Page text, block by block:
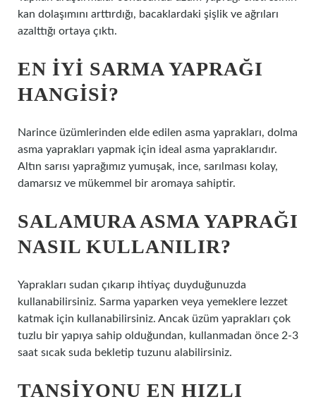
kan dolaşımını arttırdığı, bacaklardaki şişlik ve ağrıları
azalttığı ortaya çıktı.
EN IYI SARMA YAPRAĞI
HANGISI?
Narince üzümlerinden elde edilen asma yaprakları, dolma
asma yaprakları yapmak için ideal asma yapraklarıdır.
Altın sarısı yaprağımız yumuşak, ince, sarılması kolay,
damarsız ve mükemmel bir aromaya sahiptir.
SALAMURA ASMA YAPRAĞI
NASIL KULLANILIR?
Yaprakları sudan çıkarıp ihtiyaç duyduğunuzda
kullanabilirsiniz. Sarma yaparken veya yemeklere lezzet
katmak için kullanabilirsiniz. Ancak üzüm yaprakları çok
tuzlu bir yapıya sahip olduğundan, kullanmadan önce 2-3
saat sıcak suda bekletip tuzunu alabilirsiniz.
TANSIYONU EN HIZLI